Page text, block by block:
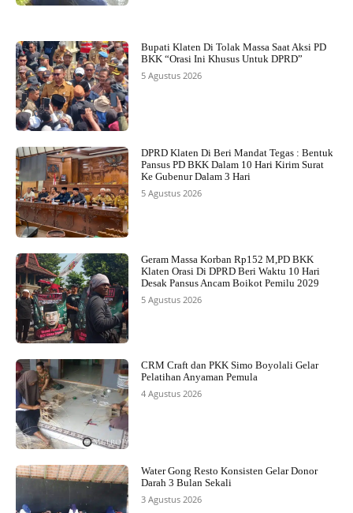
Bupati Klaten Di Tolak Massa Saat Aksi PD
BKK “Orasi Ini Khusus Untuk DPRD”
5 Agustus 2026
DPRD Klaten Di Beri Mandat Tegas : Bentuk
Pansus PD BKK Dalam 10 Hari Kirim Surat
Ke Gubenur Dalam 3 Hari
5 Agustus 2026
Geram Massa Korban Rp152 M,PD BKK
Klaten Orasi Di DPRD Beri Waktu 10 Hari
Desak Pansus Ancam Boikot Pemilu 2029
5 Agustus 2026
CRM Craft dan PKK Simo Boyolali Gelar
Pelatihan Anyaman Pemula
4 Agustus 2026
Water Gong Resto Konsisten Gelar Donor
Darah 3 Bulan Sekali
3 Agustus 2026